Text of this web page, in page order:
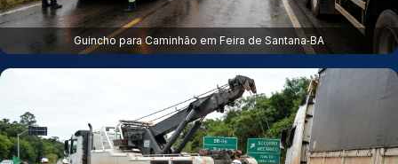
Guincho para Caminhão em Feira de Santana‑BA